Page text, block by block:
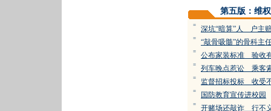
第五版：维权
= 深坑“暗算”人 户主
= “敲骨吸髓”的骨科主
= 公布家装标准 验收
= 列车晚点惹讼 乘客
= 监督招标投标 收受
= 国防教育宣传进校园
= 开赌场还敲诈 行不